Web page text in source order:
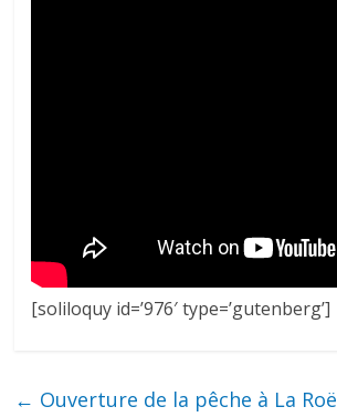
[soliloquy id=’976′ type=’gutenberg’]
← Ouverture de la pêche à La Roë